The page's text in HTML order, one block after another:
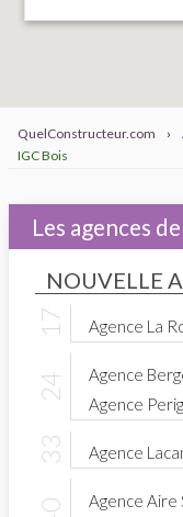
QuelConstructeur.com ›
IGC Bois
Les agences
NOUVELLE
Agence La
Agence
Agence
Agence
Agence Aire